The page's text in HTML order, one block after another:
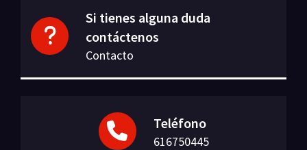
Si tienes alguna duda
contáctenos
Contacto
Teléfono
616750445